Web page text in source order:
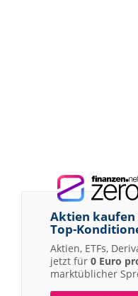
Aktien kaufen
Top-
Aktien, ETFs,
jetzt für 0 Euro
marktüblicher